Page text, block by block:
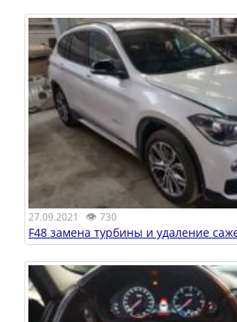
27.09.2021 👁 730
F48 замена турбины и удаление